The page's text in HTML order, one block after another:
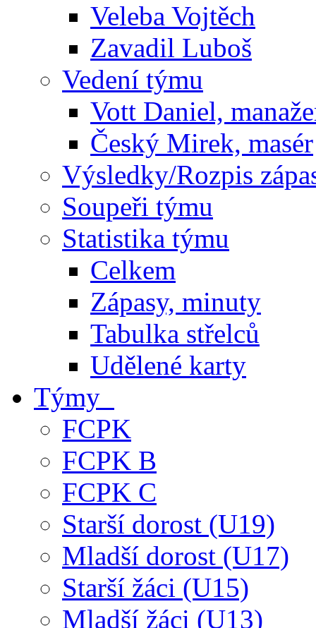
Veleba Vojtěch
Zavadil Luboš
Vedení týmu
Vott Daniel,
Český Mirek, masér
Výsledky/Rozpis
Soupeři týmu
Statistika týmu
Celkem
Zápasy, minuty
Tabulka střelců
Udělené karty
Týmy
FCPK
FCPK B
FCPK C
Starší dorost (U19)
Mladší dorost (U17)
Starší žáci (U15)
Mladší žáci (U13)